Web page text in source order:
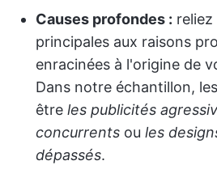
Causes profondes : reliez
principales aux raisons
enracinées à l'origine de
Dans notre échantillon,
être les publicités
concurrents ou les
dépassés.